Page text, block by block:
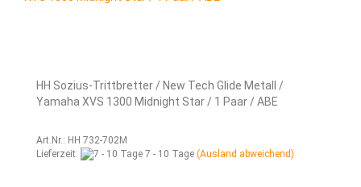
HH Sozius-Trittbretter / New Tech Glide Metall /
Yamaha XVS 1300 Midnight Star / 1 Paar / ABE
Art.Nr.: HH 732-702M
Lieferzeit:
7 - 10 Tage (Ausland abweichend)